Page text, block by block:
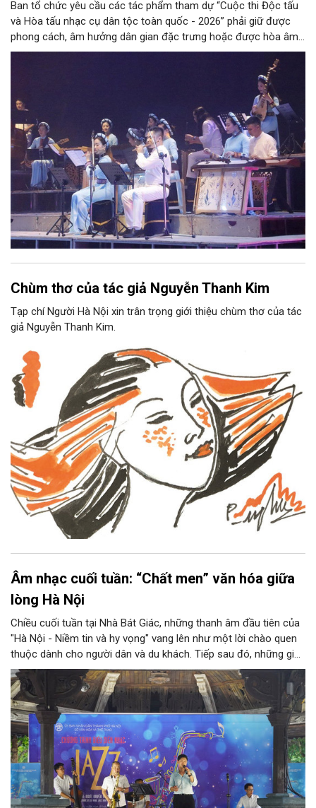
Ban tổ chức yêu cầu các tác phẩm tham dự “Cuộc thi Độc tấu
và Hòa tấu nhạc cụ dân tộc toàn quốc - 2026” phải giữ được
phong cách, âm hưởng dân gian đặc trưng hoặc được hòa âm,
phối khí mới trên nền tảng làn điệu âm nhạc truyền thống Việt
Nam, đồng thời phải được trình diễn trực tiếp bằng nhạc cụ dân
Chùm thơ của tác giả Nguyễn Thanh Kim
Tạp chí Người Hà Nội xin trân trọng giới thiệu chùm thơ của tác
giả Nguyễn Thanh Kim.
Âm nhạc cuối tuần: “Chất men” văn hóa giữa
lòng Hà Nội
Chiều cuối tuần tại Nhà Bát Giác, những thanh âm đầu tiên của
"Hà Nội - Niềm tin và hy vọng" vang lên như một lời chào quen
thuộc dành cho người dân và du khách. Tiếp sau đó, những giai
điệu jazz kinh điển của thế giới lần lượt cất lên qua phần biểu
diễn của NSƯT Quyền Văn Minh và các nghệ sĩ Bình Minh Jazz
Club, mở ra một không gian âm nhạc giàu cảm xúc ngay giữa
trung tâm Thủ đô.